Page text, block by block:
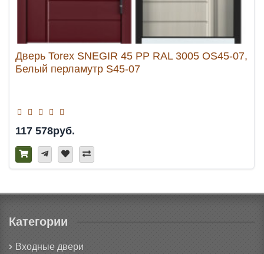
Дверь Torex SNEGIR 45 PP RAL 3005 OS45-07,
Белый перламутр S45-07
117 578руб.
Категории
Входные двери